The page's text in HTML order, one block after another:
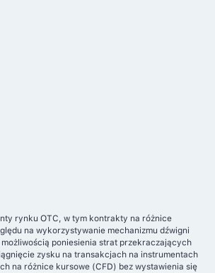
rynku OTC, w tym kontrakty na różnice
na wykorzystywanie mechanizmu dźwigni
możliwością poniesienia strat przekraczających
zysku na transakcjach na instrumentach
na różnice kursowe (CFD) bez wystawienia się